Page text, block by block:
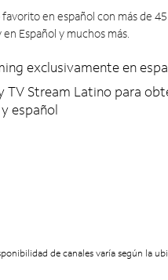
en español con más de
Español y muchos más.
exclusivamente en
TV Stream Latino para
español
de canales varía según la